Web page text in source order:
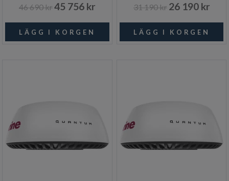
46 690 kr45 756 kr 31 190 kr 26 190 kr